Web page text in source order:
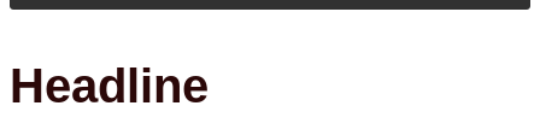
Headline